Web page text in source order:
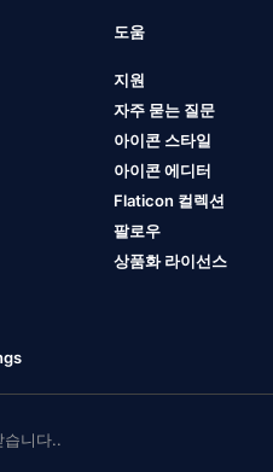
도움
지원
자주 묻는 질문
아이콘 스타일
아이콘 에디터
Flaticon 컬렉션
팔로우
상품화 라이선스
니다..